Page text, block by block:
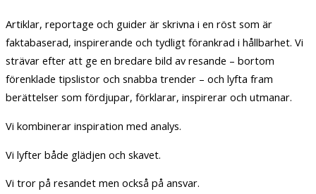
Artiklar, reportage och guider är skrivna i en röst som är
faktabaserad, inspirerande och tydligt förankrad i hållbarhet. Vi
strävar efter att ge en bredare bild av resande – bortom
förenklade tipslistor och snabba trender – och lyfta fram
berättelser som fördjupar, förklarar, inspirerar och utmanar.
Vi kombinerar inspiration med analys.
Vi lyfter både glädjen och skavet.
Vi tror på resandet men också på ansvar.